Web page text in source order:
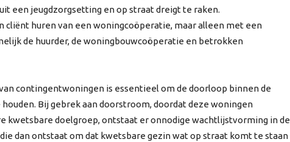
een jeugdzorgsetting en op straat dreigt te raken.
cliënt huren van een woningcoöperatie, maar alleen met een
de huurder, de woningbouwcoöperatie en betrokken
contingentwoningen is essentieel om de doorloop binnen de
Bij gebrek aan doorstroom, doordat deze woningen
kwetsbare doelgroep, ontstaat er onnodige wachtlijstvorming in de
dan ontstaat om dat kwetsbare gezin wat op straat komt te staan